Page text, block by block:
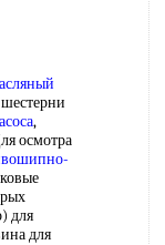
шестерни
,
осмотра
для
для